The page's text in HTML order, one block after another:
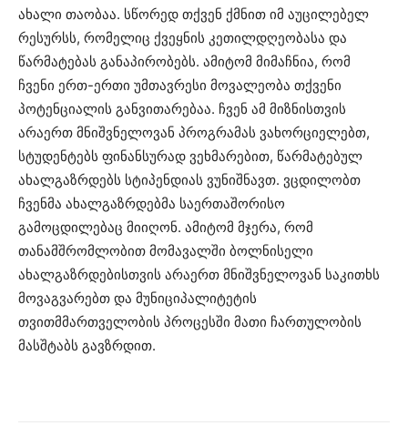
ახალი თაობაა. სწორედ თქვენ ქმნით იმ აუცილებელ
რესურსს, რომელიც ქვეყნის კეთილდღეობასა და
წარმატებას განაპირობებს. ამიტომ მიმაჩნია, რომ
ჩვენი ერთ-ერთი უმთავრესი მოვალეობა თქვენი
პოტენციალის განვითარებაა. ჩვენ ამ მიზნისთვის
არაერთ მნიშვნელოვან პროგრამას ვახორციელებთ,
სტუდენტებს ფინანსურად ვეხმარებით, წარმატებულ
ახალგაზრდებს სტიპენდიას ვუნიშნავთ. ვცდილობთ
ჩვენმა ახალგაზრდებმა საერთაშორისო
გამოცდილებაც მიიღონ. ამიტომ მჯერა, რომ
თანამშრომლობით მომავალში ბოლნისელი
ახალგაზრდებისთვის არაერთ მნიშვნელოვან საკითხს
მოვაგვარებთ და მუნიციპალიტეტის
თვითმმართველობის პროცესში მათი ჩართულობის
მასშტაბს გავზრდით.